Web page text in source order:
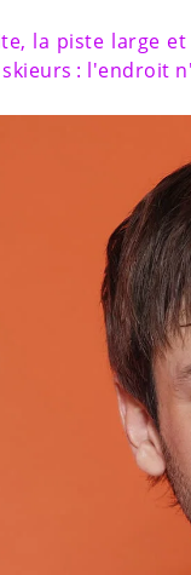
la piste large
: l'endroit